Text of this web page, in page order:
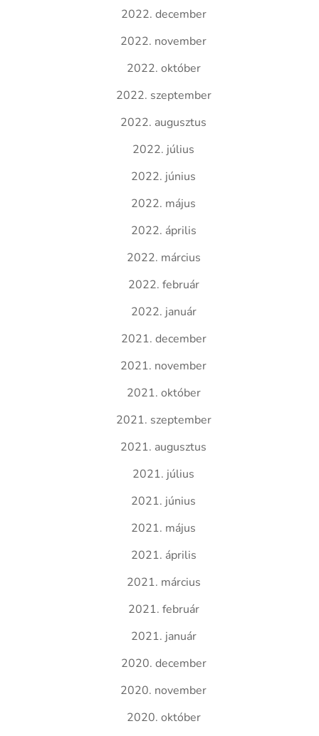
2022. december
2022. november
2022. október
2022. szeptember
2022. augusztus
2022. július
2022. június
2022. május
2022. április
2022. március
2022. február
2022. január
2021. december
2021. november
2021. október
2021. szeptember
2021. augusztus
2021. július
2021. június
2021. május
2021. április
2021. március
2021. február
2021. január
2020. december
2020. november
2020. október